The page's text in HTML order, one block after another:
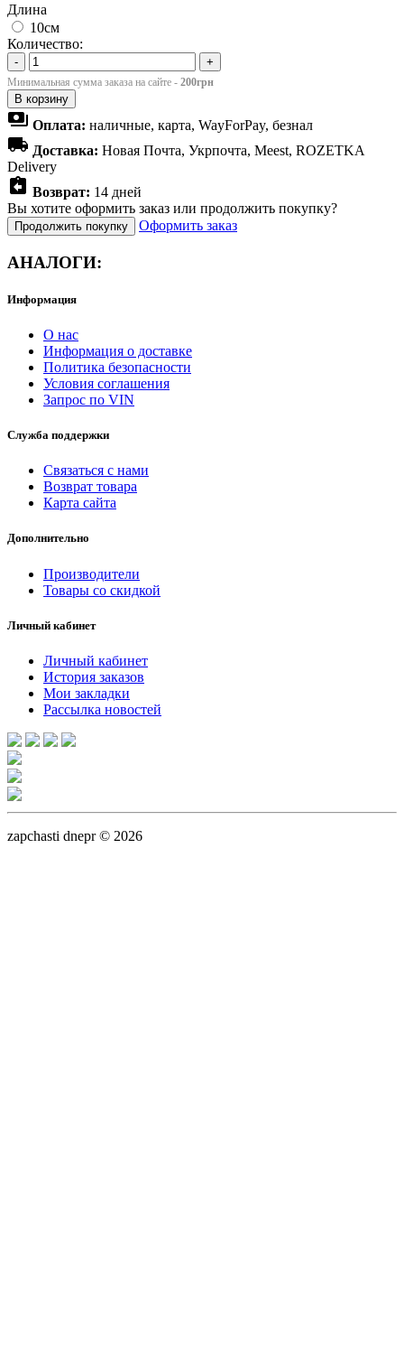
Длина
10см
Количество:
- +
Минимальная сумма заказа на сайте - 200грн
В корзину
payments Оплата: наличные, карта, WayForPay, безнал
local_shipping Доставка: Новая Почта, Укрпочта, Meest, ROZETKA
Delivery
assignment_return Возврат: 14 дней
Вы хотите оформить заказ или продолжить покупку?
Продолжить покупку Оформить заказ
АНАЛОГИ:
Информация
О нас
Информация о доставке
Политика безопасности
Условия соглашения
Запрос по VIN
Служба поддержки
Связаться с нами
Возврат товара
Карта сайта
Дополнительно
Производители
Товары со скидкой
Личный кабинет
Личный кабинет
История заказов
Мои закладки
Рассылка новостей
zapchasti dnepr © 2026